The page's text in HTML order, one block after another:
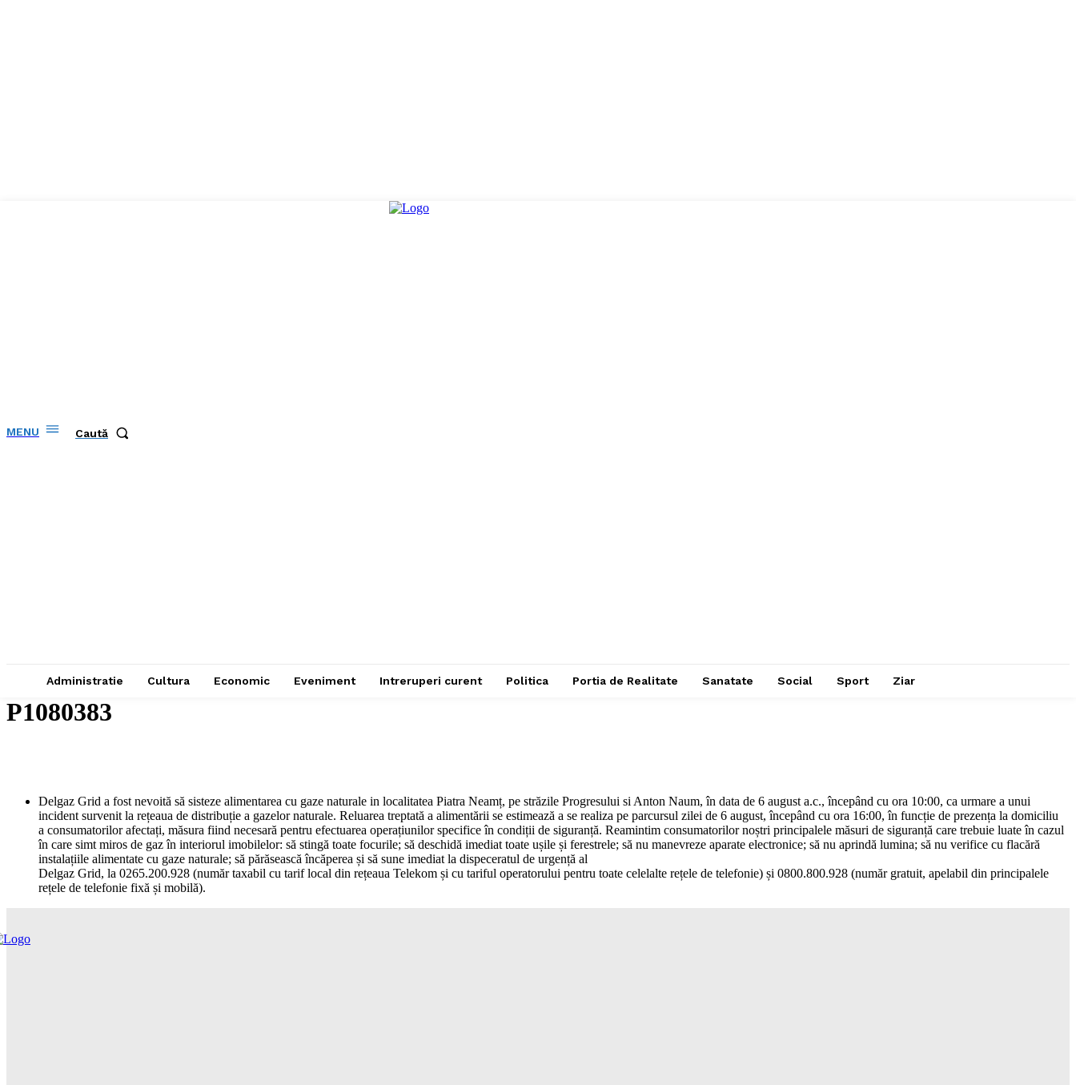
MENU Caută
Administratie Cultura Economic Eveniment Intreruperi curent Politica Portia de Realitate Sanatate Social Sport Ziar
P1080383
Delgaz Grid a fost nevoită să sisteze alimentarea cu gaze naturale in localitatea Piatra Neamț, pe străzile Progresului si Anton Naum, în data de 6 august a.c., începând cu ora 10:00, ca urmare a unui
incident survenit la rețeaua de distribuție a gazelor naturale. Reluarea treptată a alimentării se estimează a se realiza pe parcursul zilei de 6 august, începând cu ora 16:00, în funcție de prezența la domiciliu
a consumatorilor afectați, măsura fiind necesară pentru efectuarea operațiunilor specifice în condiții de siguranță. Reamintim consumatorilor noștri principalele măsuri de siguranță care trebuie luate în cazul
în care simt miros de gaz în interiorul imobilelor: să stingă toate focurile; să deschidă imediat toate ușile și ferestrele; să nu manevreze aparate electronice; să nu aprindă lumina; să nu verifice cu flacără
instalațiile alimentate cu gaze naturale; să părăsească încăperea și să sune imediat la dispeceratul de urgență al
Delgaz Grid, la 0265.200.928 (număr taxabil cu tarif local din rețeaua Telekom și cu tariful operatorului pentru toate celelalte rețele de telefonie) și 0800.800.928 (număr gratuit, apelabil din principalele
rețele de telefonie fixă și mobilă).